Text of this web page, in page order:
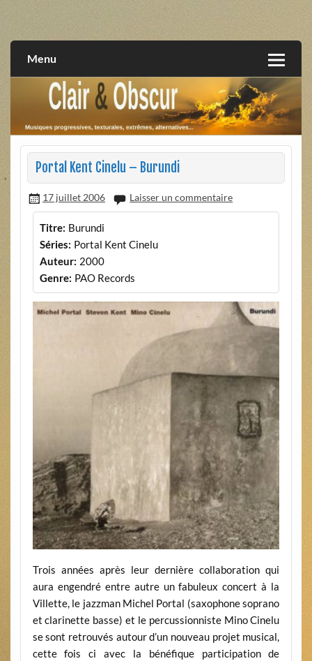
extrêmes, alternatives, texturales
Menu
Portal Kent Cinelu – Burundi
17 juillet 2006 Laisser un commentaire
Titre: Burundi
Séries: Portal Kent Cinelu
Auteur: 2000
Genre: PAO Records
Trois années après leur dernière collaboration qui
aura engendré entre autre un fabuleux concert à la
Villette, le jazzman Michel Portal (saxophone soprano
et clarinette basse) et le percussionniste Mino Cinelu
se sont retrouvés autour d’un nouveau projet musical,
cette fois ci avec la bénéfique participation de